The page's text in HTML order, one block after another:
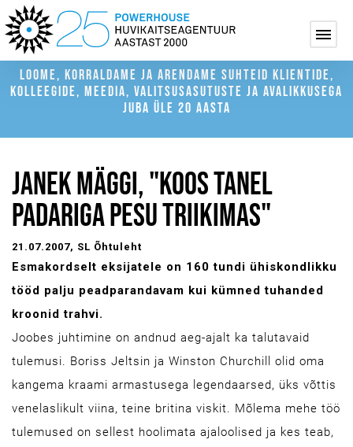
LOOME, KORRALDAME JA ARENDAME SUHTEID KLIENTIDE,
KOLLEEGIDE, MEEDIA, VALITSUSASUTUSTE JA AVALIKKUSEGA
JUBA ÜLE 20 AASTA
JANEK MÄGGI, "KOOS TANEL
PADARIGA PESU TRIIKIMAS"
21.07.2007, SL Õhtuleht
Esmakordselt eksijatele on 160 tundi ühiskondlikku
tööd palju peadparandavam kui kümned tuhanded
kroonid trahvi.
Joobes juhtimine on andnud aeg-ajalt ka talutavaid
tulemusi. Boriss Jeltsin ja Winston Churchill olid oma
kangema kraami armastusega legendaarsed, üks võttis
venelaslikult viina, teine britina viskit. Mõlema mehe töö
tulemused on sellest hoolimata ajaloolised ja kes teab,